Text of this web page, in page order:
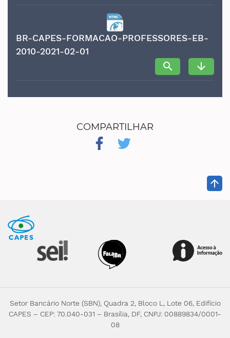
BR-CAPES-FORMACAO-PROFESSORES-EB-
2010-2021-02-01
search arrow_downward
COMPARTILHAR
arrow_upward
Setor Bancário Norte (SBN), Quadra 2, Bloco L, Lote 06, Edifício
CAPES – CEP: 70.040-031 – Brasília, DF, CNPJ: 00889834/0001-
08